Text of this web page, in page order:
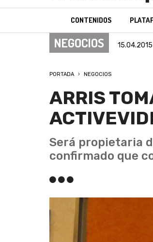
CONTENIDOS
NEGOCIOS 15.04.2015
PORTADA NEGOCIOS
ARRIS
Será propietaria
confirmado que